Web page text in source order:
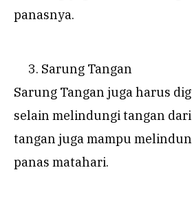
panasnya.
Sarung Tangan
Sarung Tangan juga harus
selain melindungi tangan
tangan juga mampu
panas matahari.